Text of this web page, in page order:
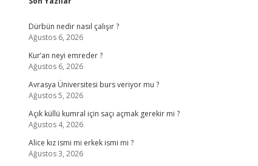
Sidebar
Dürbün nedir nasıl çalışır ?
Ağustos 6, 2026
Kur’an neyi emreder ?
Ağustos 6, 2026
Avrasya Üniversitesi burs veriyor mu ?
Ağustos 5, 2026
Açık küllü kumral için saçı açmak gerekir mi ?
Ağustos 4, 2026
Alice kız ismi mi erkek ismi mi ?
Ağustos 3, 2026